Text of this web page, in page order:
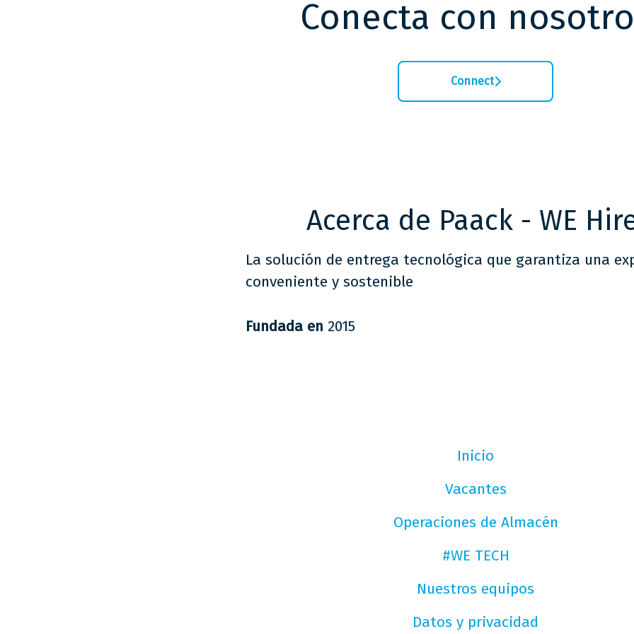
Conecta con
Connect
Acerca de Paack - WE
La solución de entrega tecnológica que garantiza una
conveniente y sostenible
Fundada en 2015
Inicio
Vacantes
Operaciones de Almacén
#WE TECH
Nuestros equipos
Datos y privacidad